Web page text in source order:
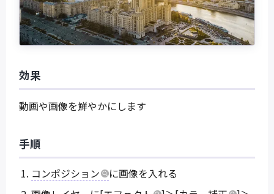
効果
動画や画像を鮮やかにします
手順
コンポジション
に画像を入れる